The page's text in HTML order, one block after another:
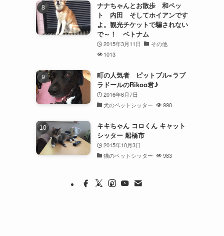
ナナちゃんとお散歩 和ペッ
ト 内田 そしてホイアンです
よ。観光チケットで騙されない
で～！ ベトナム
2015年3月11日
その他
1013
町の人気者 ピットブル×ラブ
ラドールのRikoo君♪
2016年6月7日
犬のペットシッター
998
キキちゃん コロくん キャット
シッター 船橋市
2015年10月3日
猫のペットシッター
983